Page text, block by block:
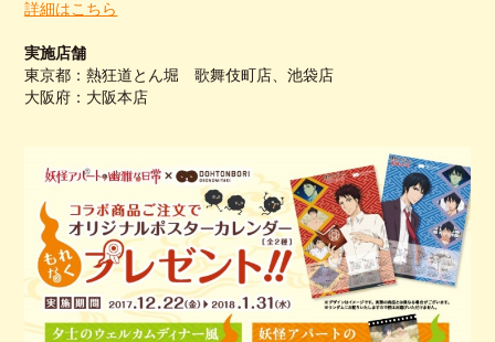
詳細はこちら
実施店舗
東京都：熱狂道とん堀 歌舞伎町店、池袋店
大阪府：大阪本店